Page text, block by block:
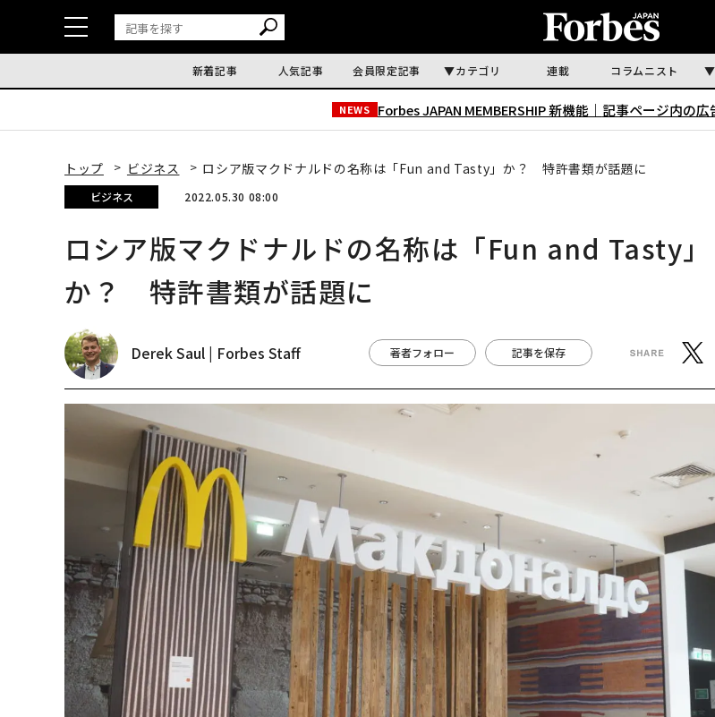
新着記事 人気記事 会員限定記事 カテゴリ 連載 コラムニスト
NEWS Forbes JAPAN MEMBERSHIP 新機能｜ 記事ページ内の
トップ ビジネス ロシア版マクドナルドの名称は「Fun and Tasty」か？ 特許書類が話題に
ビジネス 2022.05.30 08:00
ロシア版マクドナルドの名称は「Fun and Tasty」
か？ 特許書類が話題に
Derek Saul | Forbes Staff 著者フォロー 記事を保存